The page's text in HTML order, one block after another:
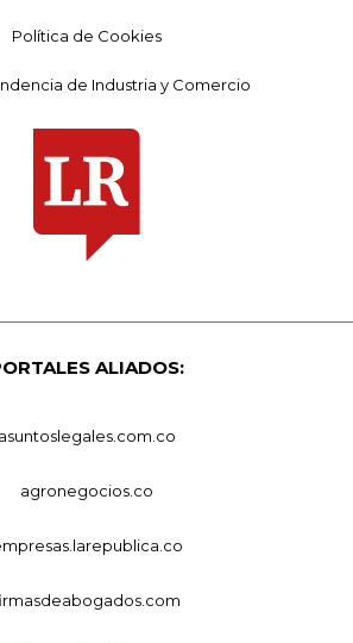
Política de Cookies
de Industria y Comercio
ALIADOS:
asuntoslegales.com.co
agronegocios.co